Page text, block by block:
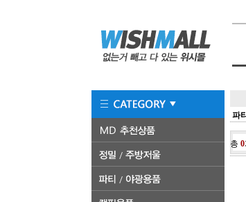
파
총 0